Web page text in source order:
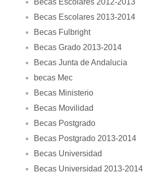
Becas Escolares 2012-2013
Becas Escolares 2013-2014
Becas Fulbright
Becas Grado 2013-2014
Becas Junta de Andalucia
becas Mec
Becas Ministerio
Becas Movilidad
Becas Postgrado
Becas Postgrado 2013-2014
Becas Universidad
Becas Universidad 2013-2014